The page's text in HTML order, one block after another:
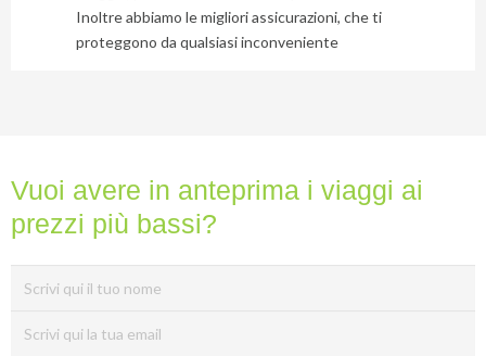
nessuno
ti
mai...
Privacy
Inoltre abbiamo le migliori assicurazioni, che ti
proteggono da qualsiasi inconveniente
Vuoi avere in anteprima i viaggi ai
prezzi più bassi?